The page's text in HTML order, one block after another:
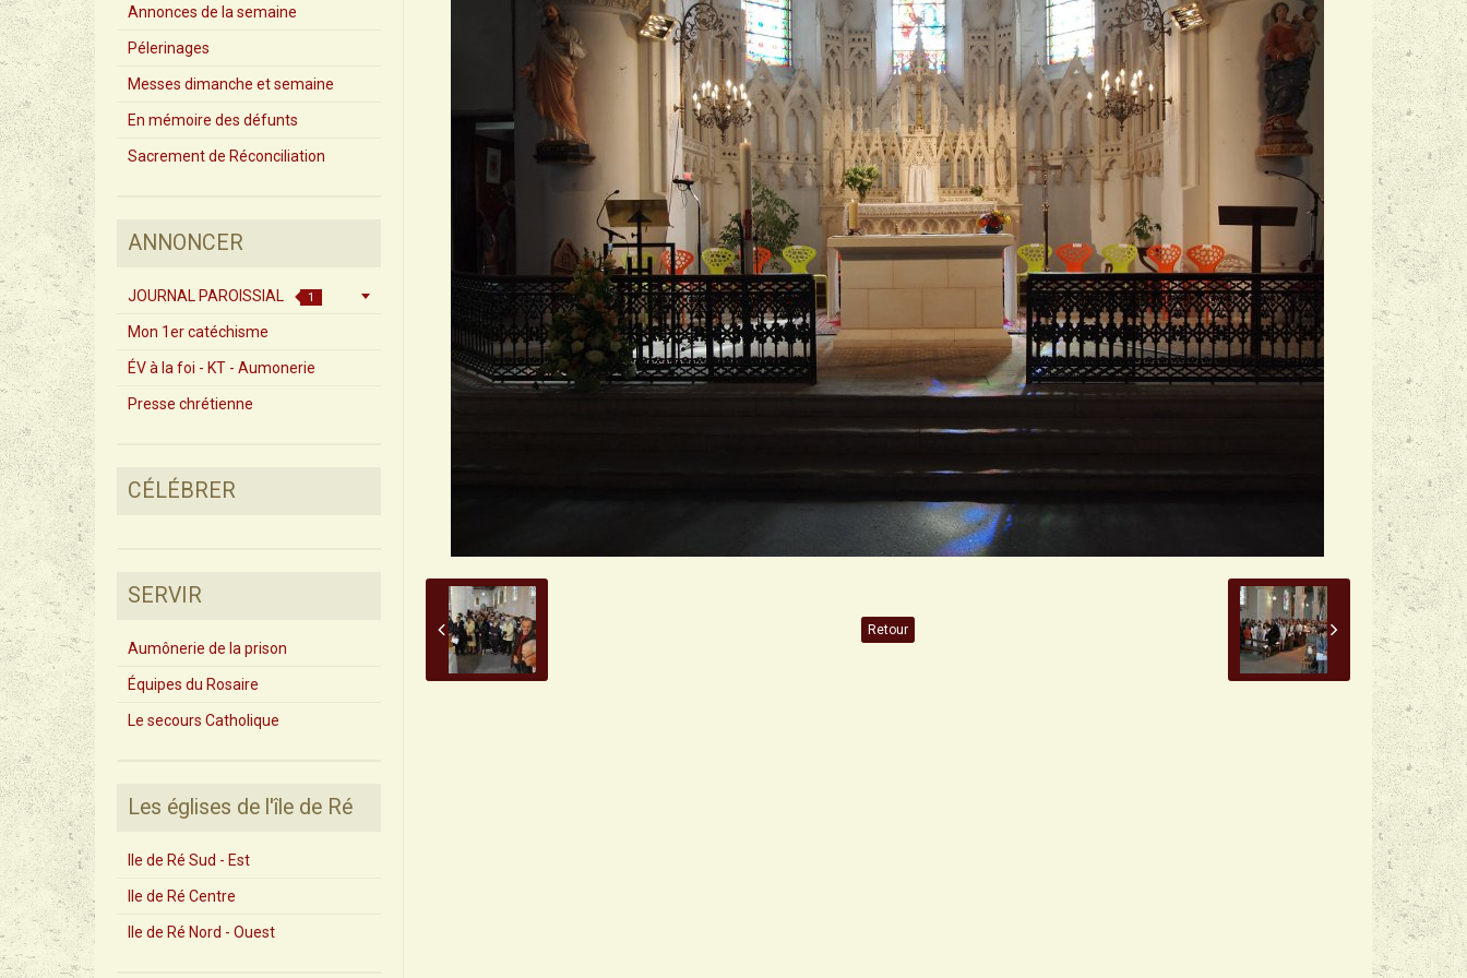
Retour
Annonces de la semaine
Pélerinages
Messes dimanche et semaine
En mémoire des défunts
Sacrement de Réconciliation
ANNONCER
JOURNAL PAROISSIAL 1
Mon 1er catéchisme
ÉV à la foi - KT - Aumonerie
Presse chrétienne
CÉLÉBRER
SERVIR
Aumônerie de la prison
Équipes du Rosaire
Le secours Catholique
Les églises de l'île de Ré
Ile de Ré Sud - Est
Ile de Ré Centre
Ile de Ré Nord - Ouest